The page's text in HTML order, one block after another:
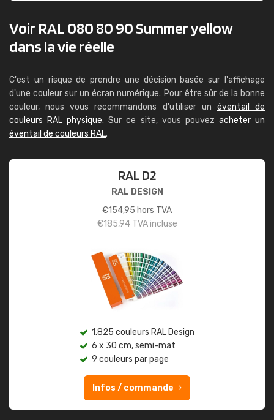
Voir RAL 080 80 90 Summer yellow
dans la vie réelle
C'est un risque de prendre une décision basée sur l'affichage
d'une couleur sur un écran numérique. Pour être sûr de la bonne
couleur, nous vous recommandons d'utiliser un éventail de
couleurs RAL physique. Sur ce site, vous pouvez acheter un
éventail de couleurs RAL.
RAL D2
RAL DESIGN
€154,95 hors TVA
€185,94TVA incluse
1.825 couleurs RAL Design
6 x 30 cm, semi-mat
9 couleurs par page
Infos / commande